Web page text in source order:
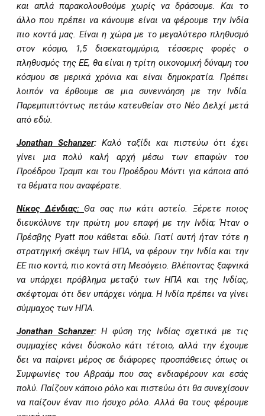
και απλά παρακολουθούμε χωρίς να δράσουμε. Και το
άλλο που πρέπει να κάνουμε είναι να φέρουμε την Ινδία
πιο κοντά μας. Είναι η χώρα με το μεγαλύτερο πληθυσμό
στον κόσμο, 1,5 δισεκατομμύρια, τέσσερις φορές ο
πληθυσμός της ΕΕ, θα είναι η τρίτη οικονομική δύναμη του
κόσμου σε μερικά χρόνια και είναι δημοκρατία. Πρέπει
λοιπόν να έρθουμε σε μια συνεννόηση με την Ινδία.
Παρεμπιπτόντως πετάω κατευθείαν στο Νέο Δελχί μετά
από εδώ.
Jonathan Schanzer: Καλό ταξίδι και πιστεύω ότι έχει
γίνει μια πολύ καλή αρχή μέσω των επαφών του
Προέδρου Τραμπ και του Προέδρου Μόντι για κάποια από
τα θέματα που αναφέρατε.
Νίκος Δένδιας: Θα σας πω κάτι αστείο. Ξέρετε ποιος
διευκόλυνε την πρώτη μου επαφή με την Ινδία; Ήταν ο
Πρέσβης Pyatt που κάθεται εδώ. Γιατί αυτή ήταν τότε η
στρατηγική σκέψη των ΗΠΑ, να φέρουν την Ινδία και την
ΕΕ πιο κοντά, πιο κοντά στη Μεσόγειο. Βλέποντας ξαφνικά
να υπάρχει πρόβλημα μεταξύ των ΗΠΑ και της Ινδίας,
σκέφτομαι ότι δεν υπάρχει νόημα. Η Ινδία πρέπει να γίνει
σύμμαχος των ΗΠΑ.
Jonathan Schanzer:Η φύση της Ινδίας σχετικά με τις
συμμαχίες κάνει δύσκολο κάτι τέτοιο, αλλά την έχουμε
δει να παίρνει μέρος σε διάφορες προσπάθειες όπως οι
Συμφωνίες του Αβραάμ που σας ενδιαφέρουν και εσάς
πολύ. Παίζουν κάποιο ρόλο και πιστεύω ότι θα συνεχίσουν
να παίζουν έναν πιο ήσυχο ρόλο. Αλλά θα τους φέρουμε